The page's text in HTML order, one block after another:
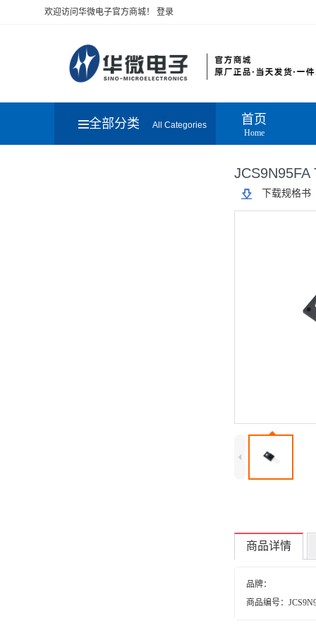
欢迎访问华微电子官方商城！ 登录
全部分类 All Categories 首页
Home
JCS9N95FA
下载规格书
4
商品详情
品牌：
商品编号：